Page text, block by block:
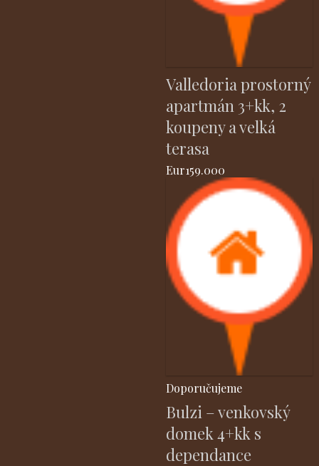
Valledoria prostorný
apartmán 3+kk, 2
koupeny a velká
terasa
Eur159.000
Doporučujeme
Bulzi – venkovský
domek 4+kk s
dependance